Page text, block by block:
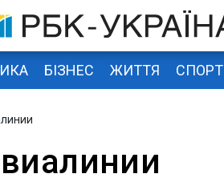
БІЗНЕС ЖИТТЯ СПОРТ